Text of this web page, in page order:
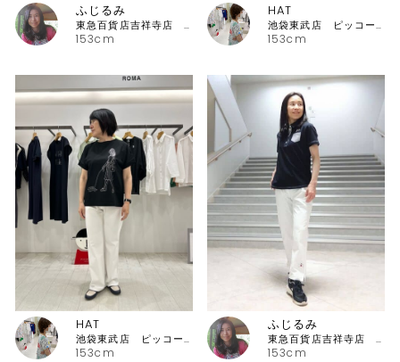
153cm
ふじるみ
東急百貨店吉祥寺店 ピッコーネ
153cm
HAT
池袋東武店 ピッコーネ・ピッコーネクラブ
153cm
HAT
池袋東武店 ピッコーネ・ピッコーネクラブ
153cm
ふじるみ
東急百貨店吉祥寺店 ピッコーネ